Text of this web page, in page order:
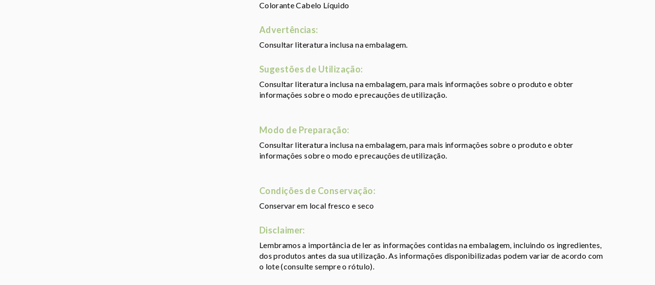
Colorante Cabelo Líquido
Advertências:
Consultar literatura inclusa na embalagem.
Sugestões de Utilização:
Consultar literatura inclusa na embalagem, para mais informações sobre o produto e obter
informações sobre o modo e precauções de utilização.
Modo de Preparação:
Consultar literatura inclusa na embalagem, para mais informações sobre o produto e obter
informações sobre o modo e precauções de utilização.
Condições de Conservação:
Conservar em local fresco e seco
Disclaimer:
Lembramos a importância de ler as informações contidas na embalagem, incluindo os ingredientes,
dos produtos antes da sua utilização. As informações disponibilizadas podem variar de acordo com
o lote (consulte sempre o rótulo).